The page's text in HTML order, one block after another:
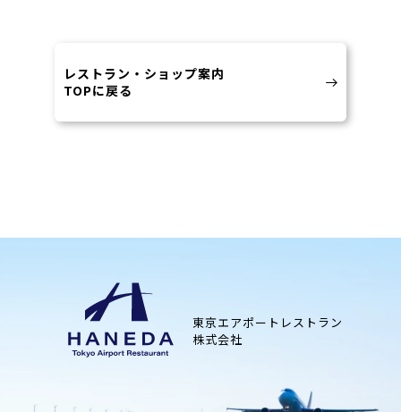
レストラン・ショップ案内
TOPに戻る
東京エアポートレストラン
株式会社